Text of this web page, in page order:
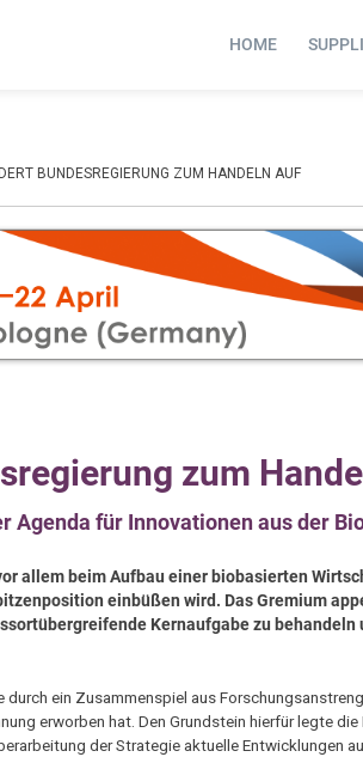
HOME
BUNDESREGIERUNG ZUM HANDELN AUF
zum
Agenda für Innovationen aus der
allem beim Aufbau einer biobasierten
einbüßen wird. Das Gremium
Kernaufgabe zu
ein Zusammenspiel aus
erworben hat. Den Grundstein hierfür legte
der Strategie aktuelle Entwicklungen